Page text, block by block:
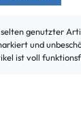
genutzter
und
ist voll